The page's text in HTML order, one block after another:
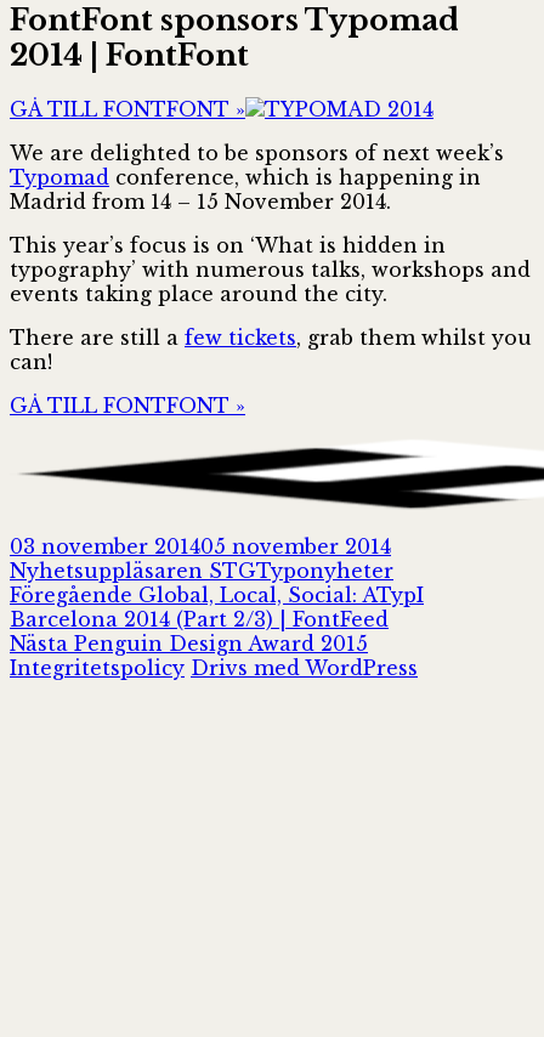
FontFont sponsors Typomad
2014 | FontFont
GÅ TILL FONTFONT »
We are delighted to be sponsors of next week’s
Typomad conference, which is happening in
Madrid from 14 – 15 November 2014.
This year’s focus is on ‘What is hidden in
typography’ with numerous talks, workshops and
events taking place around the city.
There are still a few tickets, grab them whilst you
can!
GÅ TILL FONTFONT »
Postat
03 november 201405 november 2014Författare
Nyhetsuppläsaren STGKategorier
Typonyheter
Inläggsnavigering
Föregående Föregående
inlägg:
Global, Local, Social: ATypI
Barcelona 2014 (Part 2/3) | FontFeed
Nästa Nästa
inlägg:
Penguin Design Award 2015
Integritetspolicy Drivs med WordPress